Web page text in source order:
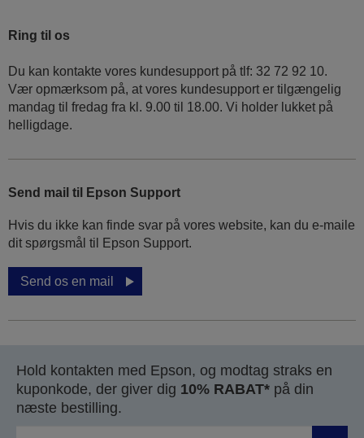
Ring til os
Du kan kontakte vores kundesupport på tlf: 32 72 92 10.
Vær opmærksom på, at vores kundesupport er tilgængelig
mandag til fredag ​​fra kl. 9.00 til 18.00. Vi holder lukket på
helligdage.
Send mail til Epson Support
Hvis du ikke kan finde svar på vores website, kan du e-maile
dit spørgsmål til Epson Support.
Send os en mail
Hold kontakten med Epson, og modtag straks en
kuponkode, der giver dig 10% RABAT* på din
næste bestilling.